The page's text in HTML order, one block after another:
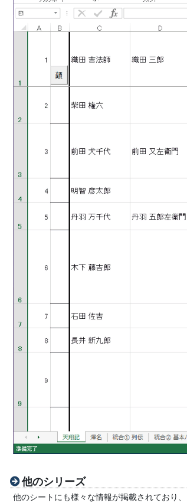
他のシリーズ
他のシートにも様々な情報が掲載されており、